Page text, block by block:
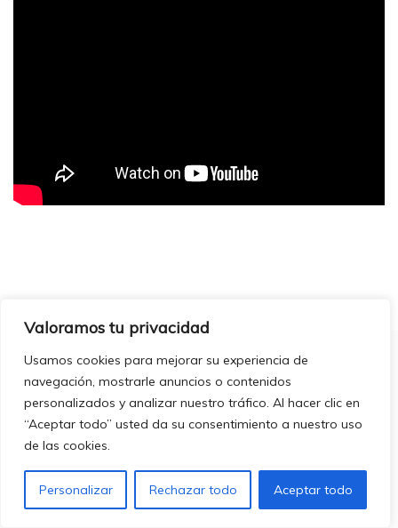
Valoramos tu privacidad
Usamos cookies para mejorar su experiencia de
navegación, mostrarle anuncios o contenidos
personalizados y analizar nuestro tráfico. Al hacer clic en
“Aceptar todo” usted da su consentimiento a nuestro uso
de las cookies.
Personalizar Rechazar todo Aceptar todo
ÚLTIMAS ACTUALIZACIONES
EL ALMA DEL ARTE